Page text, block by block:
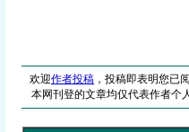
欢迎作者投稿 ，投稿即表明您已
本网刊登的文章均仅代表作者个